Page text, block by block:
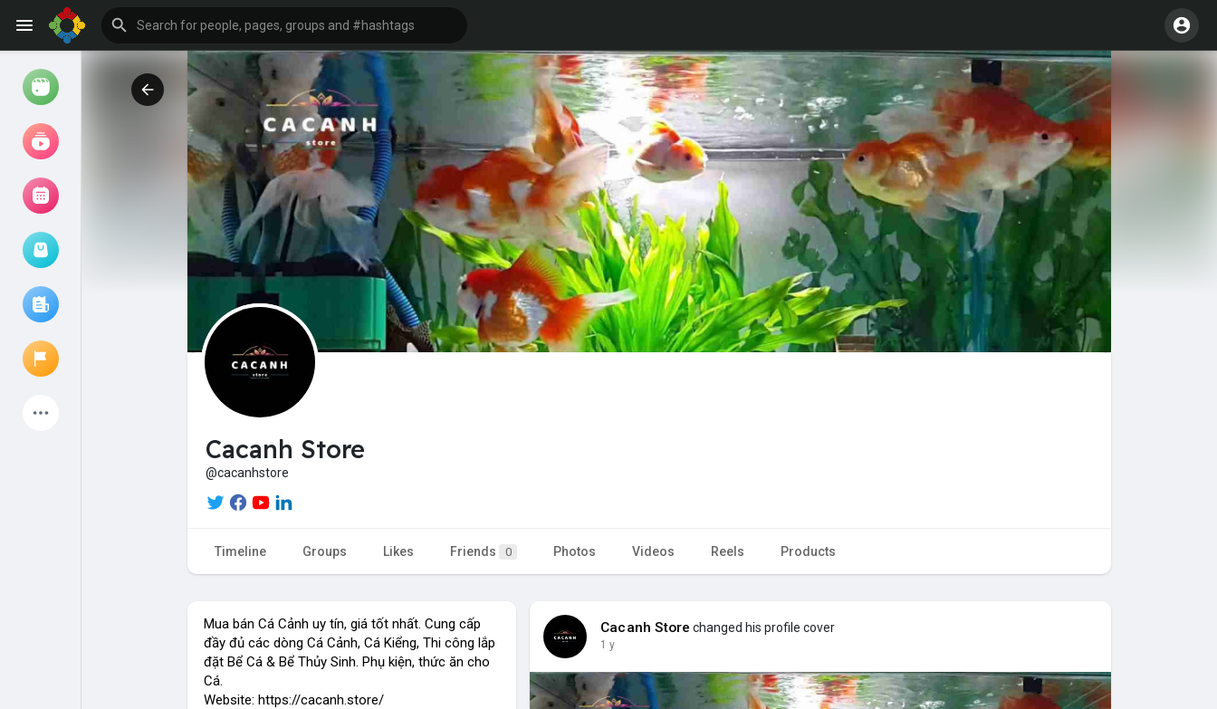
Reels
My events
Games
Cacanh Store
@cacanhstore
Timeline Groups Likes Friends 0 Photos Videos Reels Products
Mua bán Cá Cảnh uy tín, giá tốt nhất. Cung cấp
đầy đủ các dòng Cá Cảnh, Cá Kiểng, Thi công lắp
đặt Bể Cá & Bể Thủy Sinh. Phụ kiện, thức ăn cho
Cá.
Website: https://cacanh.store/
Cacanh Store changed his profile cover
1 y